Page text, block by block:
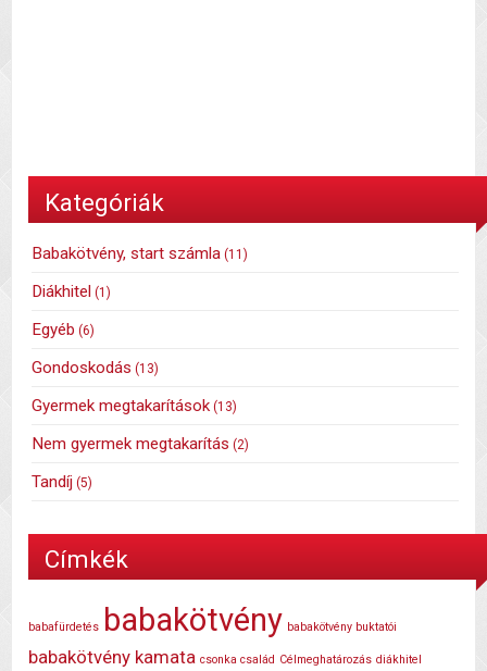
Kategóriák
Babakötvény, start számla (11)
Diákhitel (1)
Egyéb (6)
Gondoskodás (13)
Gyermek megtakarítások (13)
Nem gyermek megtakarítás (2)
Tandíj (5)
Címkék
babafürdetés babakötvény babakötvény buktatói
babakötvény kamata csonka család Célmeghatározás diákhitel